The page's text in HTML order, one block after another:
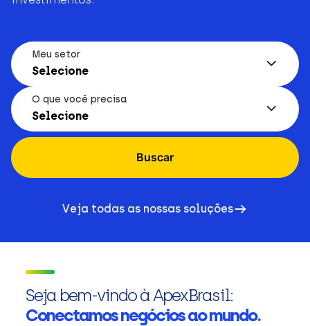
Meu setor
Selecione
O que você precisa
Selecione
Buscar
Veja todas as nossas soluções
Seja bem-vindo à ApexBrasil:
Conectamos negócios ao mundo.